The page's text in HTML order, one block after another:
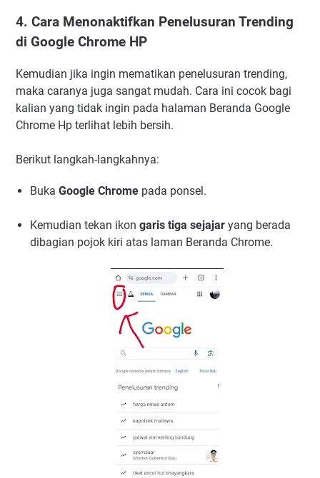
4. Cara Menonaktifkan Penelusuran Trending
di Google Chrome HP
Kemudian jika ingin mematikan penelusuran trending,
maka caranya juga sangat mudah. Cara ini cocok bagi
kalian yang tidak ingin pada halaman Beranda Google
Chrome Hp terlihat lebih bersih.
Berikut langkah-langkahnya:
Buka Google Chrome pada ponsel.
Kemudian tekan ikon garis tiga sejajar yang berada
dibagian pojok kiri atas laman Beranda Chrome.